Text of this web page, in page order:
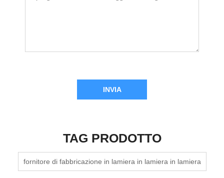
INVIA
TAG PRODOTTO
fornitore di fabbricazione in lamiera in lamiera in lamiera